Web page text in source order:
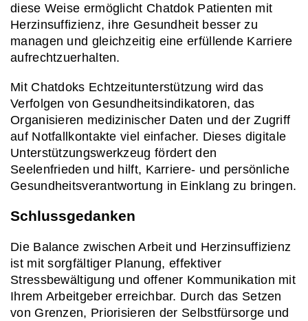
diese Weise ermöglicht Chatdok Patienten mit
Herzinsuffizienz, ihre Gesundheit besser zu
managen und gleichzeitig eine erfüllende Karriere
aufrechtzuerhalten.
Mit Chatdoks Echtzeitunterstützung wird das
Verfolgen von Gesundheitsindikatoren, das
Organisieren medizinischer Daten und der Zugriff
auf Notfallkontakte viel einfacher. Dieses digitale
Unterstützungswerkzeug fördert den
Seelenfrieden und hilft, Karriere- und persönliche
Gesundheitsverantwortung in Einklang zu bringen.
Schlussgedanken
Die Balance zwischen Arbeit und Herzinsuffizienz
ist mit sorgfältiger Planung, effektiver
Stressbewältigung und offener Kommunikation mit
Ihrem Arbeitgeber erreichbar. Durch das Setzen
von Grenzen, Priorisieren der Selbstfürsorge und